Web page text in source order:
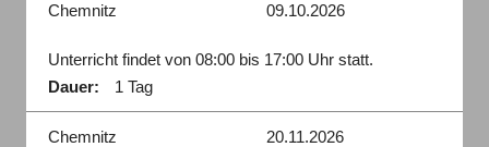
Chemnitz 09.10.2026
Unterricht findet von 08:00 bis 17:00 Uhr statt.
Dauer:
1 Tag
Chemnitz 20.11.2026